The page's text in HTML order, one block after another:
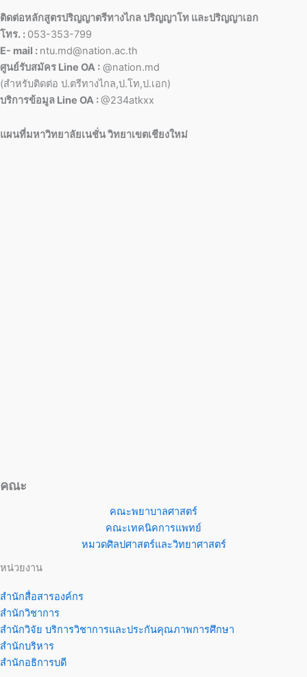
ติดต่อหลักสูตรปริญญาตรีทางไกล ปริญญาโท และปริญญาเอก
โทร. : 053-353-799
E- mail : ntu.md@nation.ac.th
ศูนย์รับสมัคร Line OA : @nation.md
(สำหรับติดต่อ ป.ตรีทางไกล,ป.โท,ป.เอก)
บริการข้อมูล Line OA :@234atkxx
แผนที่มหาวิทยาลัยเนชั่น วิทยาเขตเชียงใหม่
คณะ
คณะพยาบาลศาสตร์
คณะเทคนิคการแพทย์
หมวดศิลปศาสตร์และวิทยาศาสตร์
หน่วยงาน
สำนักสื่อสารองค์กร
สำนักวิชาการ
สำนักวิจัย บริการวิชาการและประกันคุณภาพการศึกษา
สำนักบริหาร
สำนักอธิการบดี